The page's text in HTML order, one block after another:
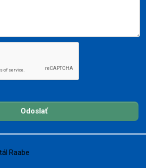
Odoslať
Raabe